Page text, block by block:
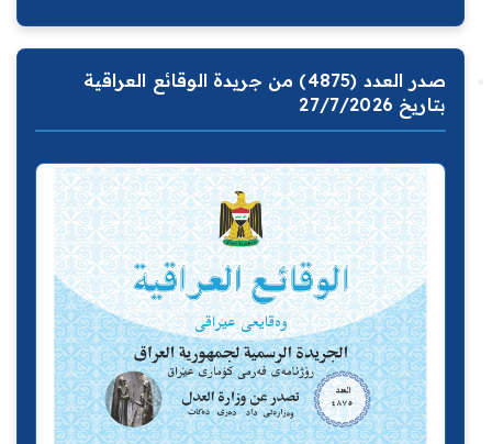
صدر العدد (4875) من جريدة الوقائع العراقية
بتاريخ 27/7/2026